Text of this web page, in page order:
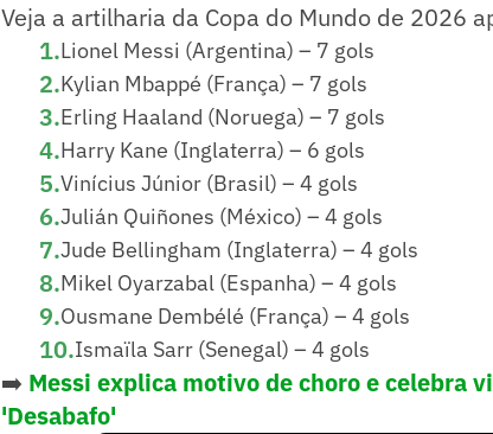
Veja a artilharia da Copa do Mundo de 2026
1.Lionel Messi (Argentina) – 7 gols
2.Kylian Mbappé (França) – 7 gols
3.Erling Haaland (Noruega) – 7 gols
4.Harry Kane (Inglaterra) – 6 gols
5.Vinícius Júnior (Brasil) – 4 gols
6.Julián Quiñones (México) – 4 gols
7.Jude Bellingham (Inglaterra) – 4 gols
8.Mikel Oyarzabal (Espanha) – 4 gols
9.Ousmane Dembélé (França) – 4 gols
10.Ismaïla Sarr (Senegal) – 4 gols
➡️ Messi explica motivo de choro e celebra
'Desabafo'